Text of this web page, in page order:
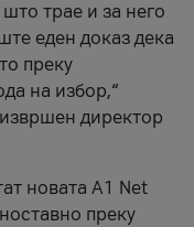
трае и за него
еден доказ дека
преку
на избор,“
директор
новата А1 Net
преку